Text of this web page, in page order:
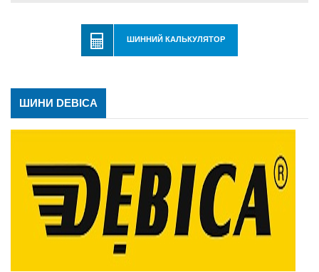
ШИННИЙ КАЛЬКУЛЯТОР
ШИНИ DEBICA